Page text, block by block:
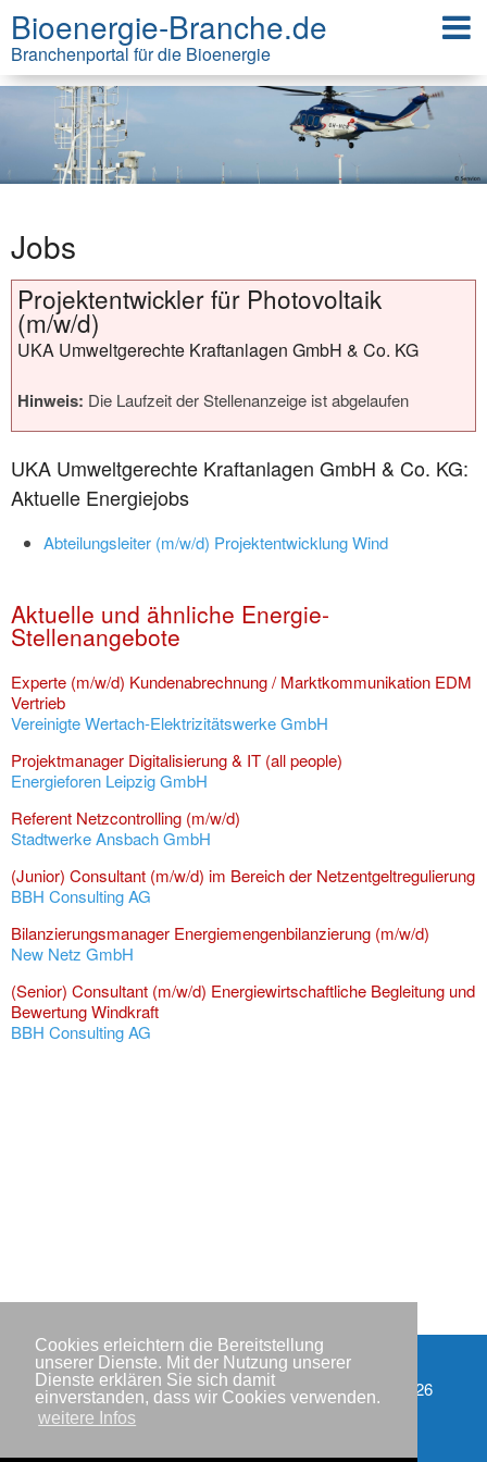
Cookies erleichtern die Bereitstellung
unserer Dienste. Mit der Nutzung unserer
Dienste erklären Sie sich damit
einverstanden, dass wir Cookies verwenden.
weitere Infos
Bioenergie-Branche.de
Branchenportal für die Bioenergie
Jobs
Projektentwickler für Photovoltaik
(m/w/d)
UKA Umweltgerechte Kraftanlagen GmbH & Co. KG
Hinweis: Die Laufzeit der Stellenanzeige ist abgelaufen
UKA Umweltgerechte Kraftanlagen GmbH & Co. KG:
Aktuelle Energiejobs
Abteilungsleiter (m/w/d) Projektentwicklung Wind
Aktuelle und ähnliche Energie-
Stellenangebote
Experte (m/w/d) Kundenabrechnung / Marktkommunikation EDM
Vertrieb
Vereinigte Wertach-Elektrizitätswerke GmbH
Projektmanager Digitalisierung & IT (all people)
Energieforen Leipzig GmbH
Referent Netzcontrolling (m/w/d)
Stadtwerke Ansbach GmbH
(Junior) Consultant (m/w/d) im Bereich der Netzentgeltregulierung
BBH Consulting AG
Bilanzierungsmanager Energiemengenbilanzierung (m/w/d)
New Netz GmbH
(Senior) Consultant (m/w/d) Energiewirtschaftliche Begleitung und
Bewertung Windkraft
BBH Consulting AG
Impressum
Datenschutzerklärung
Kontakt
Copyright © IWR 2026